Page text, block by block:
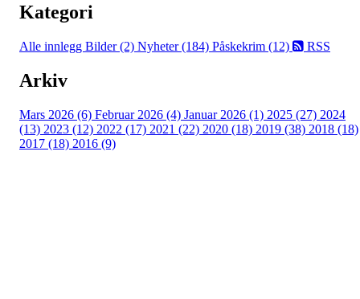
Kategori
Alle innlegg Bilder (2) Nyheter (184) Påskekrim (12) RSS
Arkiv
Mars 2026 (6) Februar 2026 (4) Januar 2026 (1) 2025 (27) 2024
(13) 2023 (12) 2022 (17) 2021 (22) 2020 (18) 2019 (38) 2018 (18)
2017 (18) 2016 (9)